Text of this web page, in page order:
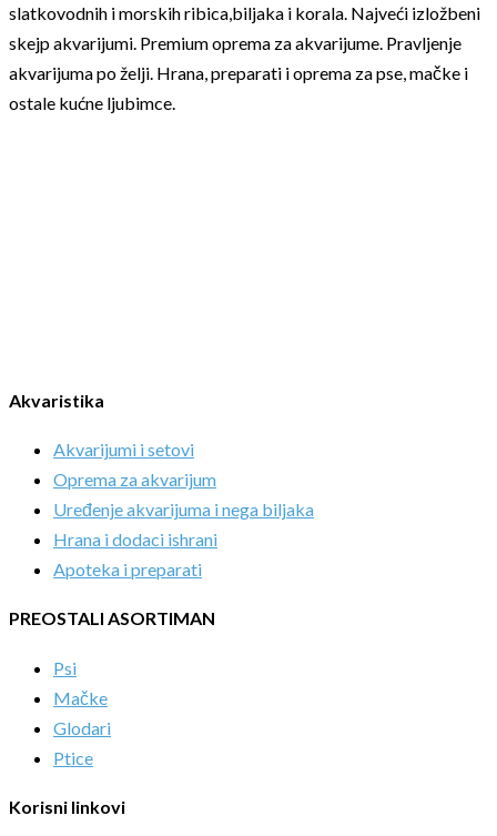
slatkovodnih i morskih ribica,biljaka i korala. Najveći izložbeni
skejp akvarijumi. Premium oprema za akvarijume. Pravljenje
akvarijuma po želji. Hrana, preparati i oprema za pse, mačke i
ostale kućne ljubimce.
Akvaristika
Akvarijumi i setovi
Oprema za akvarijum
Uređenje akvarijuma i nega biljaka
Hrana i dodaci ishrani
Apoteka i preparati
PREOSTALI ASORTIMAN
Psi
Mačke
Glodari
Ptice
Korisni linkovi